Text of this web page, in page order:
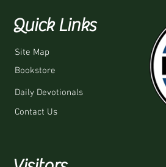
Quick Links
Site Map
Bookstore
Daily Devotionals
Contact Us